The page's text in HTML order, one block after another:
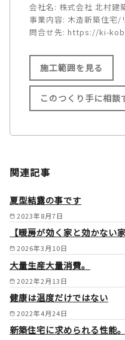
会社名: 株式会社 北村建
事業内容: 木造新築住宅/
問合せ先: https://ki-
施工範囲を見る
施工範囲
浜市栄区/
区/戸塚
ヶ谷区（
川区/港北
このつくり手に相談
関連記事
2023年8月7日
夏型結露の事です
2026年3月10日
【暖房が効く家と効かない
2022年2月13日
大量生産大量消費。
2022年4月24日
健康は温度だけではない
新築住宅に求められる性能。